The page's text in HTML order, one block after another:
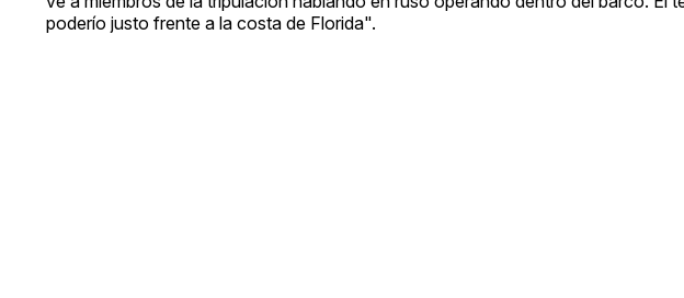
poderío justo frente a la costa de Florida".